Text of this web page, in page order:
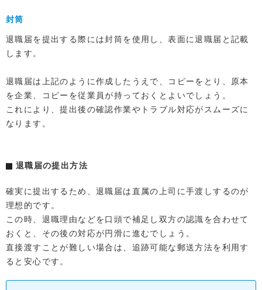
封筒
退職届を提出する際には封筒を使用し、表面に退職届と記載
します。
退職届は上記のように作成したうえで、コピーをとり、原本
を企業、コピーを従業員が持っておくとよいでしょう。
これにより、提出後の確認作業やトラブル対応がスムーズに
なります。
退職届の提出方法
確実に提出するため、退職届は直属の上司に手渡しするのが
理想的です。
この時、退職理由などを口頭で補足し双方の認識を合わせて
おくと、その後の対応が円滑に進むでしょう。
直接渡すことが難しい場合は、追跡可能な郵送方法を利用す
ると安心です。